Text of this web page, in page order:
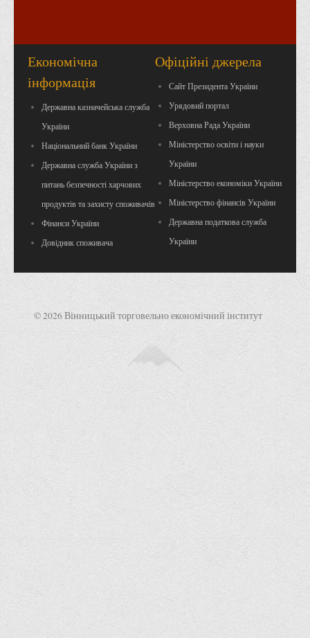
Чому варто обирати ВТЕІ?
Етапи вступної кампанії 2026
Перелік спеціальностей, освітніх програм
Перелік документів
Обсяги державного замовлення
Розклади проведення вступних випробувань та співбесід
Розмір плати за надання освітніх послуг на 2026-2027 н.р.
Приймальна комісія
Порядок прийому
Правила прийому на навчання
Програми вступних випробувань
Перелік предметних тестів єдиного вступного фахового
Відеозаписи вступних випробувань
Вступникам з ТОТ
Як обрати спеціальність: 10 порад вступникам
Ми в Telegram
Студентський туристичний клуб "Way to Freedom"
Студентське наукове товариство «ВАТРА»
Економічна
інформація
Державна казначейська служба
України
Національний банк України
Державна служба України з
питань безпечності харчових
продуктів та захисту споживачів
Фінанси України
Довідник споживача
Офіційні джерела
Сайт Президента України
Урядовий портал
Верховна Рада України
Міністерство освіти і науки
України
Міністерство економіки України
Міністерство фінансів України
Державна податкова служба
України
© 2026 Вінницький торговельно економічний інститут